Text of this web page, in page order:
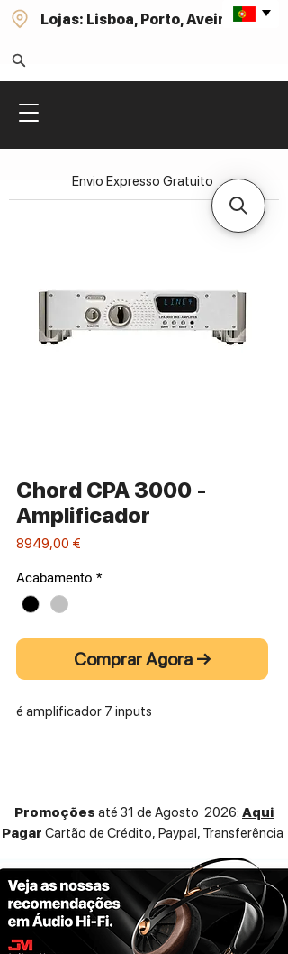
Lojas: Lisboa, Porto, Aveiro
Chord CPA 3000 -
Amplificador
8949,00 €
Acabamento *
Comprar Agora →
é amplificador 7 inputs
Envio Expresso Gratuito
Promoções até 31 de Agosto 2026: Aqui
Pagar Cartão de Crédito, Paypal, Transferência